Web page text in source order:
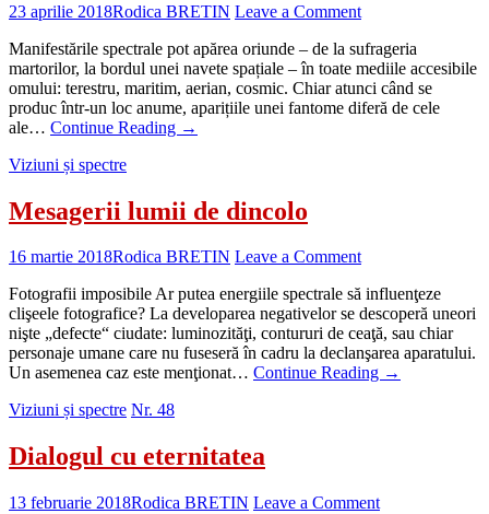
23 aprilie 2018Rodica BRETIN Leave a Comment
Manifestările spectrale pot apărea oriunde – de la sufrageria
martorilor, la bordul unei navete spațiale – în toate mediile accesibile
omului: terestru, maritim, aerian, cosmic. Chiar atunci când se
produc într-un loc anume, aparițiile unei fantome diferă de cele
ale… Continue Reading →
Viziuni și spectre
Mesagerii lumii de dincolo
16 martie 2018Rodica BRETIN Leave a Comment
Fotografii imposibile Ar putea energiile spectrale să influenţeze
clişeele fotografice? La developarea negativelor se descoperă uneori
nişte „defecte“ ciudate: luminozităţi, contururi de ceaţă, sau chiar
personaje umane care nu fuseseră în cadru la declanşarea aparatului.
Un asemenea caz este menţionat… Continue Reading →
Viziuni și spectre Nr. 48
Dialogul cu eternitatea
13 februarie 2018Rodica BRETIN Leave a Comment